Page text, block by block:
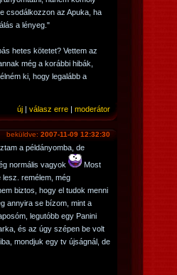
csodálkozzon az Apuka, ha
a lényeg."
hetes kötetet? Vettem az
még a korábbi hibák,
ki, hogy legalább a
új | válasz erre | moderátor
beküldve: 2007-11-09 12:32:30
a példányomba, de
normális vagyok
Most
remélem, még
biztos, hogy el tudok menni
annyira se bízom, mint a
legutóbb egy Panini
és az úgy szépen be volt
mondjuk egy tv újságnál, de